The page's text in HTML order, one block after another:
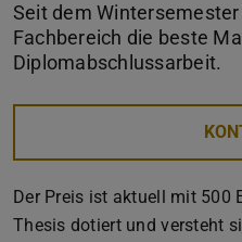
Seit dem
Fachbereich die beste
Diplomabschlussarbeit.
Der Preis ist aktuell mit 500
Thesis dotiert und versteht